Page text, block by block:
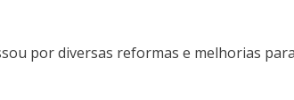
por diversas reformas e melhorias